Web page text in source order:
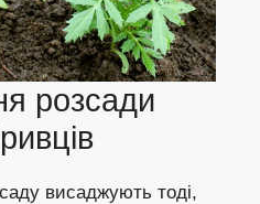
розсади
висаджують тоді,